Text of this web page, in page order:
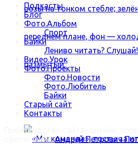
В зимнюю стужу наша
Подкасты
Блог
Фото.Альбом
Спорт
Байки
Лениво читать? Слушай!
Видео.Урок
Фото.Проекты
Фото.Новости
Фото.Любитель
Байки
Старый сайт
Контакты
Производство сайта, дизайн,
обеспечение:Андрей Петрович